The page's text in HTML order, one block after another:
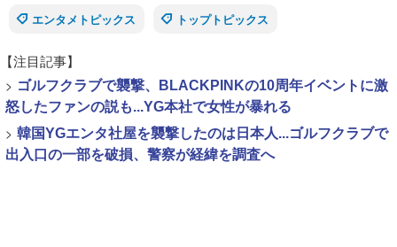
エンタメトピックス
トップトピックス
【注目記事】
> ゴルフクラブで襲撃、BLACKPINKの10周年イベントに激
怒したファンの説も...YG本社で女性が暴れる
> 韓国YGエンタ社屋を襲撃したのは日本人...ゴルフクラブで
出入口の一部を破損、警察が経緯を調査へ